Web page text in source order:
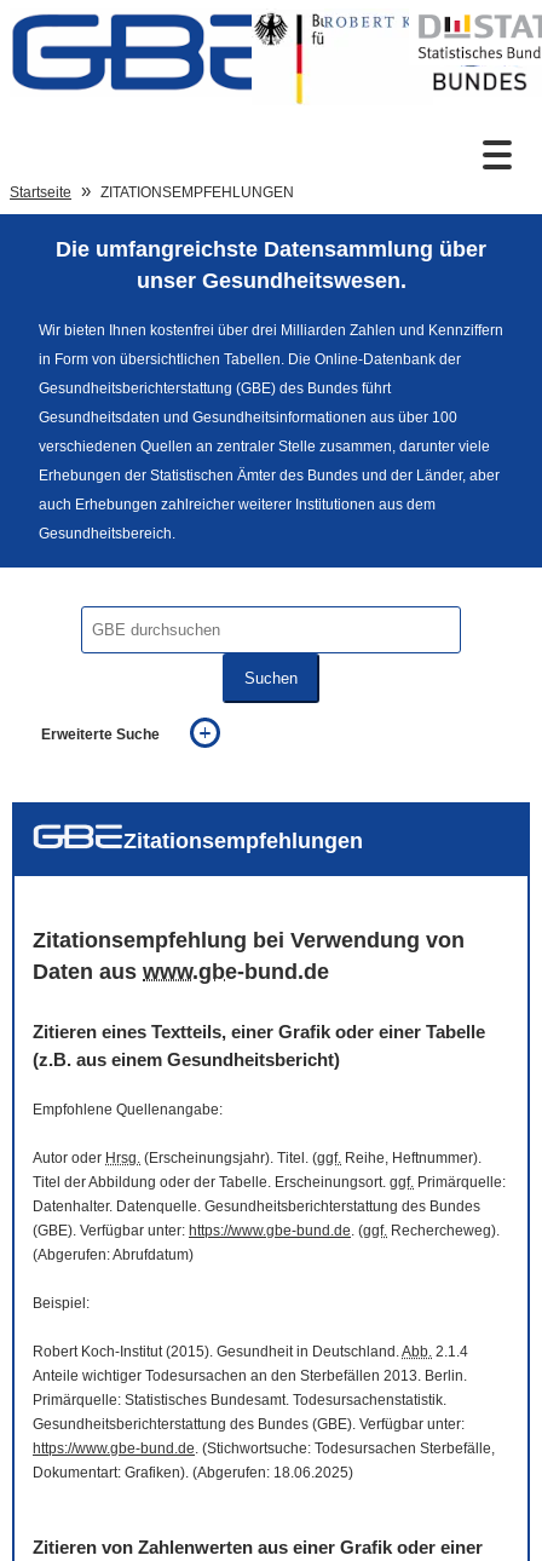
Zum Inhalt
Sprachumschaltung
Fußzeile
Startseite ZITATIONSEMPFEHLUNGEN
Die umfangreichste Datensammlung über
unser Gesundheitswesen.
Wir bieten Ihnen kostenfrei über drei Milliarden Zahlen und Kennziffern
in Form von übersichtlichen Tabellen. Die Online-Datenbank der
Gesundheitsberichterstattung (GBE) des Bundes führt
Gesundheitsdaten und Gesundheitsinformationen aus über 100
verschiedenen Quellen an zentraler Stelle zusammen, darunter viele
Erhebungen der Statistischen Ämter des Bundes und der Länder, aber
auch Erhebungen zahlreicher weiterer Institutionen aus dem
Gesundheitsbereich.
Suchen
Erweiterte Suche
auch in allen Texten suchen (Volltextsuche)
Zitationsempfehlungen
Zitationsempfehlung bei Verwendung von
Daten aus www.gbe-bund.de
Zitieren eines Textteils, einer Grafik oder einer Tabelle
(z.B. aus einem Gesundheitsbericht)
Empfohlene Quellenangabe:
Autor oder Hrsg. (Erscheinungsjahr). Titel. (ggf. Reihe, Heftnummer).
Titel der Abbildung oder der Tabelle. Erscheinungsort. ggf. Primärquelle:
Datenhalter. Datenquelle. Gesundheitsberichterstattung des Bundes
(GBE). Verfügbar unter: https://www.gbe-bund.de. (ggf. Rechercheweg).
(Abgerufen: Abrufdatum)
Beispiel:
Robert Koch-Institut (2015). Gesundheit in Deutschland.Abb. 2.1.4
Anteile wichtiger Todesursachen an den Sterbefällen 2013. Berlin.
Primärquelle: Statistisches Bundesamt. Todesursachenstatistik.
Gesundheitsberichterstattung des Bundes (GBE). Verfügbar unter:
https://www.gbe-bund.de. (Stichwortsuche: Todesursachen Sterbefälle,
Dokumentart: Grafiken). (Abgerufen: 18.06.2025)
Zitieren von Zahlenwerten aus einer Grafik oder einer